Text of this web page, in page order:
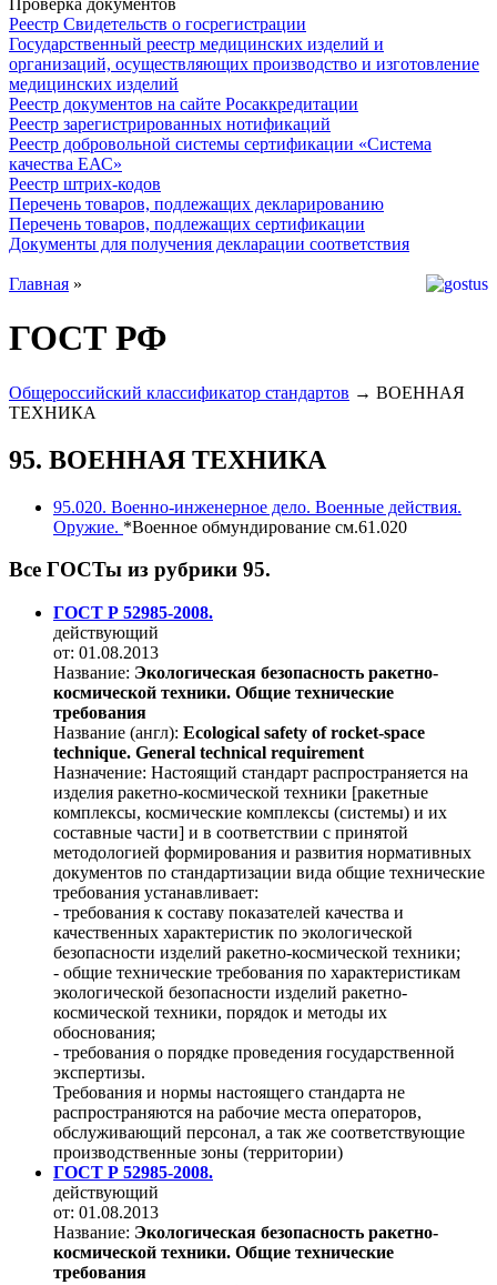
Проверка документов
Реестр Свидетельств о госрегистрации
Государственный реестр медицинских изделий и
организаций, осуществляющих производство и изготовление
медицинских изделий
Реестр документов на сайте Росаккредитации
Реестр зарегистрированных нотификаций
Реестр добровольной системы сертификации «Система
качества ЕАС»
Реестр штрих-кодов
Перечень товаров, подлежащих декларированию
Перечень товаров, подлежащих сертификации
Документы для получения декларации соответствия
Главная »
ГОСТ РФ
Общероссийский классификатор стандартов → ВОЕННАЯ
ТЕХНИКА
95. ВОЕННАЯ ТЕХНИКА
95.020. Военно-инженерное дело. Военные действия.
Оружие. *Военное обмундирование см.61.020
Все ГОСТы из рубрики 95.
ГОСТ Р 52985-2008.
действующий
от: 01.08.2013
Название: Экологическая безопасность ракетно-
космической техники. Общие технические
требования
Название (англ): Ecological safety of rocket-space
technique. General technical requirement
Назначение: Настоящий стандарт распространяется на
изделия ракетно-космической техники [ракетные
комплексы, космические комплексы (системы) и их
составные части] и в соответствии с принятой
методологией формирования и развития нормативных
документов по стандартизации вида общие технические
требования устанавливает:
- требования к составу показателей качества и
качественных характеристик по экологической
безопасности изделий ракетно-космической техники;
- общие технические требования по характеристикам
экологической безопасности изделий ракетно-
космической техники, порядок и методы их
обоснования;
- требования о порядке проведения государственной
экспертизы.
Требования и нормы настоящего стандарта не
распространяются на рабочие места операторов,
обслуживающий персонал, а так же соответствующие
производственные зоны (территории)
ГОСТ Р 52985-2008.
действующий
от: 01.08.2013
Название: Экологическая безопасность ракетно-
космической техники. Общие технические
требования